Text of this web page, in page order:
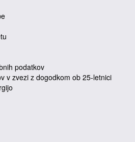
podatkov
v zvezi z dogodkom ob 25-letnici